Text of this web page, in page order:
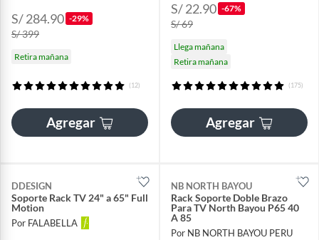
S/ 284.90 -29%
S/ 399
Retira mañana
(12)
Agregar
S/ 22.90 -67%
S/ 69
Llega mañana
Retira mañana
(175)
Agregar
DDESIGN
Soporte Rack TV 24" a 65" Full
Motion
Por FALABELLA
NB NORTH BAYOU
Rack Soporte Doble Brazo
Para TV North Bayou P65 40
A 85
Por NB NORTH BAYOU PERU